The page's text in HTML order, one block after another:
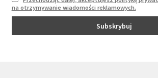
na otrzymywanie wiadomości reklamowych.